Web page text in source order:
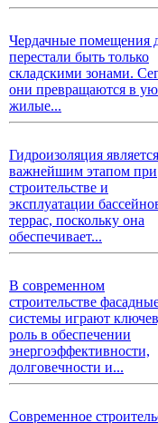
Чердачные помещения
перестали быть только
складскими зонами.
они превращаются в
жилые...
Гидроизоляция является
важнейшим этапом при
строительстве и
эксплуатации
террас, поскольку она
обеспечивает...
В современном
строительстве
системы играют
роль в обеспечении
энергоэффективности,
долговечности и...
Современное